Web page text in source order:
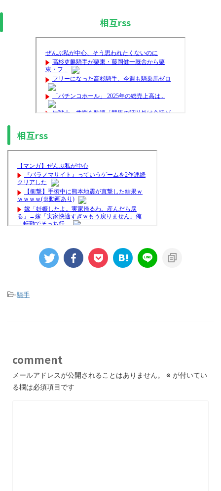
相互rss
相互rss
-騎手
comment
メールアドレスが公開されることはありません。 ※ が付いてい
る欄は必須項目です